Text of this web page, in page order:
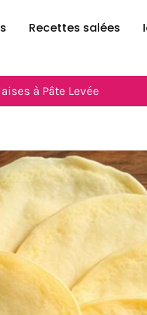
Recettes salées
à Pâte Levée